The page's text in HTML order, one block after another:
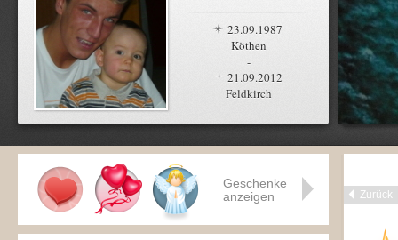
23.09.1987
Köthen
-
21.09.2012
Feldkirch
Zurück
Geschenke
anzeigen